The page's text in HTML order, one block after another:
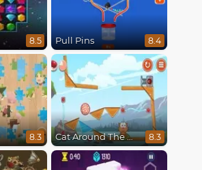
8.5 Pull Pins 8.4
8.3 Cat Around The World 8.3